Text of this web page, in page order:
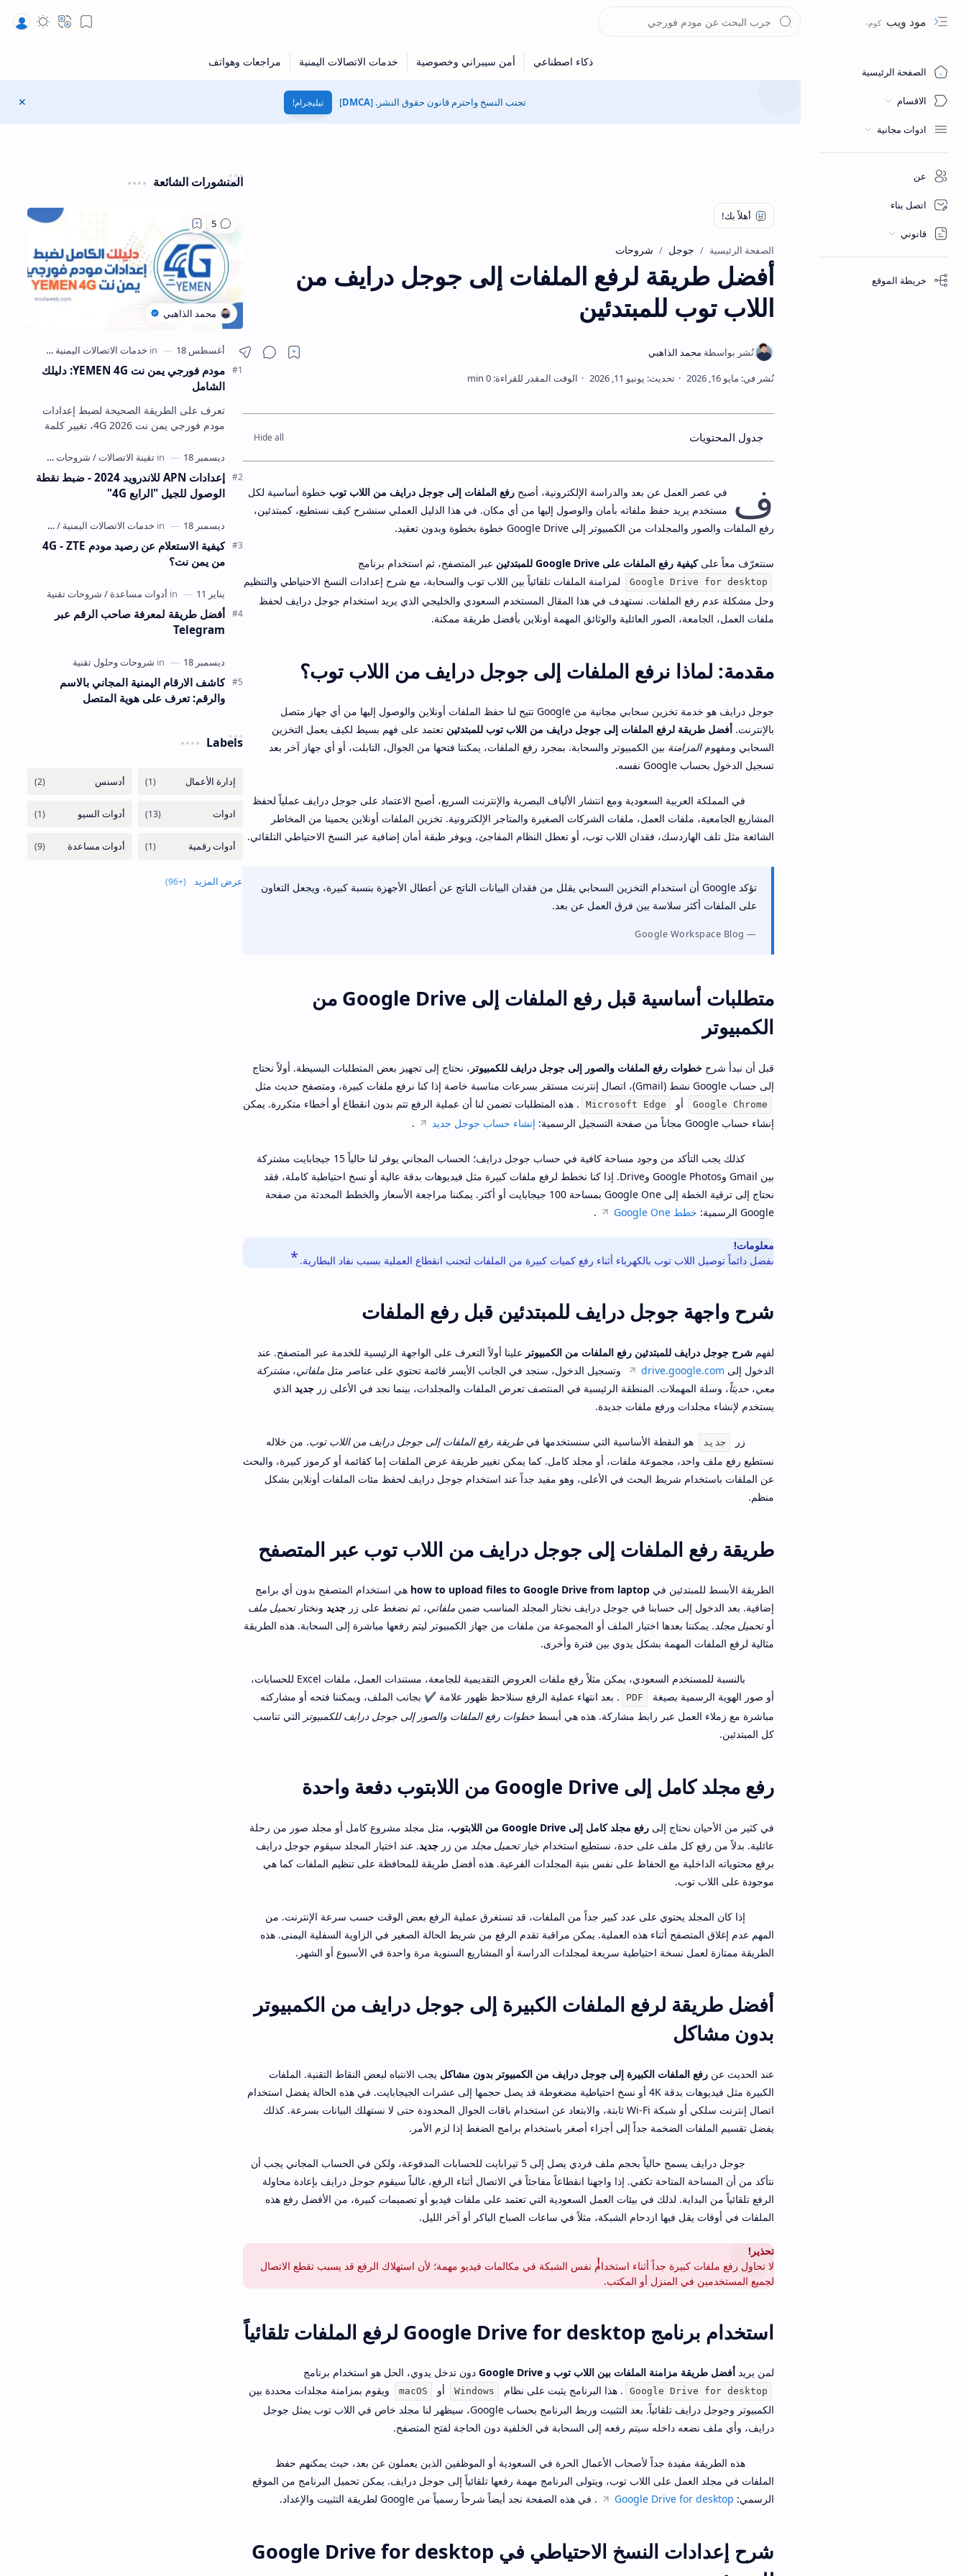
Navigation menu
مود ويب Bookmark
Translateالمظهر
الصفحة الرئيسية
الاقسام
ادوات مجانية
عن
اتصل بناء
قانوني
خريطة الموقع
تجنب النسخ واحترم قانون حقوق النشر. [DMCA
] تيليجرام! إغلاق
الصفحة الرئيسية جوجل شروحات
أفضل طريقة لرفع الملفات إلى جوجل درايف من
اللاب توب للمبتدئين
مشاركة
جدول المحتويات
ف في عصر العمل عن بعد والدراسة الإلكترونية، أصبحرفع الملفات إلى جوجل درايف من اللاب توب خطوة أساسية لكل
مستخدم يريد حفظ ملفاته بأمان والوصول إليها من أي مكان. في هذا الدليل العملي سنشرح كيف نستطيع، كمبتدئين،
رفع الملفات والصور والمجلدات من الكمبيوتر إلى Google Drive خطوة بخطوة وبدون تعقيد.
سنتعرّف معاً علىكيفية رفع الملفات على Google Drive للمبتدئين عبر المتصفح، ثم استخدام برنامج
Google Drive for desktop
لمزامنة الملفات تلقائياً بين اللاب توب والسحابة، مع شرح إعدادات النسخ الاحتياطي والتنظيم
وحل مشكلة عدم رفع الملفات. نستهدف في هذا المقال المستخدم السعودي والخليجي الذي يريد استخدام جوجل درايف لحفظ
ملفات العمل، الجامعة، الصور العائلية والوثائق المهمة أونلاين بأفضل طريقة ممكنة.
مقدمة: لماذا نرفع الملفات إلى جوجل درايف من اللاب توب؟
جوجل درايف هو خدمة تخزين سحابي مجانية من Google تتيح لنا حفظ الملفات أونلاين والوصول إليها من أي جهاز متصل
بالإنترنت.أفضل طريقة لرفع الملفات إلى جوجل درايف من اللاب توب للمبتدئين تعتمد على فهم بسيط لكيف يعمل التخزين
السحابي ومفهومالمزامنة بين الكمبيوتر والسحابة. بمجرد رفع الملفات، يمكننا فتحها من الجوال، التابلت، أو أي جهاز آخر بعد
تسجيل الدخول بحساب Google نفسه.
في المملكة العربية السعودية ومع انتشار الألياف البصرية والإنترنت السريع، أصبح الاعتماد على جوجل درايف عملياً لحفظ
المشاريع الجامعية، ملفات العمل، ملفات الشركات الصغيرة والمتاجر الإلكترونية. تخزين الملفات أونلاين يحمينا من المخاطر
الشائعة مثل تلف الهاردسك، فقدان اللاب توب، أو تعطل النظام المفاجئ، ويوفر طبقة أمان إضافية عبر النسخ الاحتياطي التلقائي.
تؤكد Google أن استخدام التخزين السحابي يقلل من فقدان البيانات الناتج عن أعطال الأجهزة بنسبة كبيرة، ويجعل التعاون
على الملفات أكثر سلاسة بين فرق العمل عن بعد.
Google Workspace Blog
متطلبات أساسية قبل رفع الملفات إلى Google Drive من
الكمبيوتر
قبل أن نبدأ شرحخطوات رفع الملفات والصور إلى جوجل درايف للكمبيوتر ، نحتاج إلى تجهيز بعض المتطلبات البسيطة. أولاً نحتاج
إلى حساب Google نشط (Gmail)، اتصال إنترنت مستقر بسرعات مناسبة خاصة إذا كنا نرفع ملفات كبيرة، ومتصفح حديث مثل
Google Chrome أو Microsoft Edge
. هذه المتطلبات تضمن لنا أن عملية الرفع تتم بدون انقطاع أو أخطاء متكررة. يمكن
إنشاء حساب Google مجاناً من صفحة التسجيل الرسمية:
إنشاء حساب جوجل جديد .
كذلك يجب التأكد من وجود مساحة كافية في حساب جوجل درايف؛ الحساب المجاني يوفر لنا حالياً 15 جيجابايت مشتركة
بين Gmail وGoogle Photos وDrive. إذا كنا نخطط لرفع ملفات كبيرة مثل فيديوهات بدقة عالية أو نسخ احتياطية كاملة، فقد
نحتاج إلى ترقية الخطة إلى Google One بمساحة 100 جيجابايت أو أكثر. يمكننا مراجعة الأسعار والخطط المحدثة من صفحة
Google الرسمية:
خطط Google One .
معلومات!
يفضل دائماً توصيل اللاب توب بالكهرباء أثناء رفع كميات كبيرة من الملفات لتجنب انقطاع العملية بسبب نفاد البطارية.
شرح واجهة جوجل درايف للمبتدئين قبل رفع الملفات
لفهمشرح جوجل درايف للمبتدئين رفع الملفات من الكمبيوتر علينا أولاً التعرف على الواجهة الرئيسية للخدمة عبر المتصفح. عند
الدخول إلى drive.google.com وتسجيل الدخول، سنجد في الجانب الأيسر قائمة تحتوي على عناصر مثلملفاتي،مشتركة
معي،حديثاً، وسلة المهملات. المنطقة الرئيسية في المنتصف تعرض الملفات والمجلدات، بينما نجد في الأعلى زرجديد الذي
يستخدم لإنشاء مجلدات ورفع ملفات جديدة.
زر جديد هو النقطة الأساسية التي سنستخدمها فيطريقة رفع الملفات إلى جوجل درايف من اللاب توب. من خلاله
نستطيع رفع ملف واحد، مجموعة ملفات، أو مجلد كامل. كما يمكن تغيير طريقة عرض الملفات إما كقائمة أو كرموز كبيرة، والبحث
عن الملفات باستخدام شريط البحث في الأعلى، وهو مفيد جداً عند استخدام جوجل درايف لحفظ مئات الملفات أونلاين بشكل
منظم.
طريقة رفع الملفات إلى جوجل درايف من اللاب توب عبر المتصفح
الطريقة الأبسط للمبتدئين فيhow to upload files to Google Drive from laptop هي استخدام المتصفح بدون أي برامج
إضافية. بعد الدخول إلى حسابنا في جوجل درايف نختار المجلد المناسب ضمنملفاتي، ثم نضغط على زرجديد ونختارتحميل ملف
أوتحميل مجلد. يمكننا بعدها اختيار الملف أو المجموعة من ملفات من جهاز الكمبيوتر ليتم رفعها مباشرة إلى السحابة. هذه الطريقة
مثالية لرفع الملفات المهمة بشكل يدوي بين فترة وأخرى.
بالنسبة للمستخدم السعودي، يمكن مثلاً رفع ملفات العروض التقديمية للجامعة، مستندات العمل، ملفات Excel للحسابات،
أو صور الهوية الرسمية بصيغة
PDF
. بعد انتهاء عملية الرفع سنلاحظ ظهور علامة ✔ بجانب الملف، ويمكننا فتحه أو مشاركته
مباشرة مع زملاء العمل عبر رابط مشاركة. هذه هي أبسطخطوات رفع الملفات والصور إلى جوجل درايف للكمبيوتر التي تناسب
كل المبتدئين.
رفع مجلد كامل إلى Google Drive من اللابتوب دفعة واحدة
في كثير من الأحيان نحتاج إلىرفع مجلد كامل إلى Google Drive من اللابتوب
، مثل مجلد مشروع كامل أو مجلد صور من رحلة
عائلية. بدلاً من رفع كل ملف على حدة، نستطيع استخدام خيارتحميل مجلد من زرجديد. عند اختيار المجلد سيقوم جوجل درايف
برفع محتوياته الداخلية مع الحفاظ على نفس بنية المجلدات الفرعية. هذه أفضل طريقة للمحافظة على تنظيم الملفات كما هي
موجودة على اللاب توب.
إذا كان المجلد يحتوي على عدد كبير جداً من الملفات، قد تستغرق عملية الرفع بعض الوقت حسب سرعة الإنترنت. من
المهم عدم إغلاق المتصفح أثناء هذه العملية. يمكن مراقبة تقدم الرفع من شريط الحالة الصغير في الزاوية السفلية اليمنى. هذه
الطريقة ممتازة لعمل نسخة احتياطية سريعة لمجلدات الدراسة أو المشاريع السنوية مرة واحدة في الأسبوع أو الشهر.
أفضل طريقة لرفع الملفات الكبيرة إلى جوجل درايف من الكمبيوتر
بدون مشاكل
عند الحديث عنرفع الملفات الكبيرة إلى جوجل درايف من الكمبيوتر بدون مشاكل يجب الانتباه لبعض النقاط التقنية. الملفات
الكبيرة مثل فيديوهات بدقة 4K أو نسخ احتياطية مضغوطة قد يصل حجمها إلى عشرات الجيجابايت. في هذه الحالة يفضل استخدام
اتصال إنترنت سلكي أو شبكة Wi‑Fi ثابتة، والابتعاد عن استخدام باقات الجوال المحدودة حتى لا نستهلك البيانات بسرعة. كذلك
يفضل تقسيم الملفات الضخمة جداً إلى أجزاء أصغر باستخدام برامج الضغط إذا لزم الأمر.
جوجل درايف يسمح حالياً بحجم ملف فردي يصل إلى 5 تيرابايت للحسابات المدفوعة، ولكن في الحساب المجاني يجب أن
نتأكد من أن المساحة المتاحة تكفي. إذا واجهنا انقطاعاً مفاجئاً في الاتصال أثناء الرفع، غالباً سيقوم جوجل درايف بإعادة محاولة
الرفع تلقائياً من البداية. لذلك في بيئات العمل السعودية التي تعتمد على ملفات فيديو أو تصميمات كبيرة، من الأفضل رفع هذه
الملفات في أوقات يقل فيها ازدحام الشبكة، مثلاً في ساعات الصباح الباكر أو آخر الليل.
تحذير!
لا تحاول رفع ملفات كبيرة جداً أثناء استخدام نفس الشبكة في مكالمات فيديو مهمة؛ لأن استهلاك الرفع قد يسبب تقطع الاتصال
لجميع المستخدمين في المنزل أو المكتب.
استخدام برنامج Google Drive for desktop لرفع الملفات تلقائياً
لمن يريدأفضل طريقة مزامنة الملفات بين اللاب توب و Google Drive دون تدخل يدوي، الحل هو استخدام برنامج
Google Drive for desktop . هذا البرنامج يثبت على نظام Windows أو macOS
ويقوم بمزامنة مجلدات محددة بين
الكمبيوتر وجوجل درايف تلقائياً. بعد التثبيت وربط البرنامج بحساب Google، سيظهر لنا مجلد خاص في اللاب توب يمثل جوجل
درايف، وأي ملف نضعه داخله سيتم رفعه إلى السحابة في الخلفية دون الحاجة لفتح المتصفح.
هذه الطريقة مفيدة جداً لأصحاب الأعمال الحرة في السعودية أو الموظفين الذين يعملون عن بعد، حيث يمكنهم حفظ
الملفات في مجلد العمل على اللاب توب، ويتولى البرنامج مهمة رفعها تلقائياً إلى جوجل درايف. يمكن تحميل البرنامج من الموقع
الرسمي: Google Drive for desktop . في هذه الصفحة نجد أيضاً شرحاً رسمياً من Google لطريقة التثبيت والإعداد.
شرح إعدادات النسخ الاحتياطي في Google Drive for desktop
المنشورات الشائعة
مودم فورجي يمن نت YEMEN 4G: دليلك
الشامل
تعرف على الطريقة الصحيحة لضبط إعدادات
مودم فورجي يمن نت 4G 2026، تغيير كلمة
المشاكل بخطوات واضحة.
إعدادات APN للاندرويد 2024 - ضبط نقطة
الوصول للجيل "الرابع 4G"
كيفية الاستعلام عن رصيد مودم 4G - ZTE
من يمن نت؟
أفضل طريقة لمعرفة صاحب الرقم عبر
Telegram
كاشف الارقام اليمنية المجاني بالاسم
والرقم: تعرف على هوية المتصل
Labels
عرض المزيد